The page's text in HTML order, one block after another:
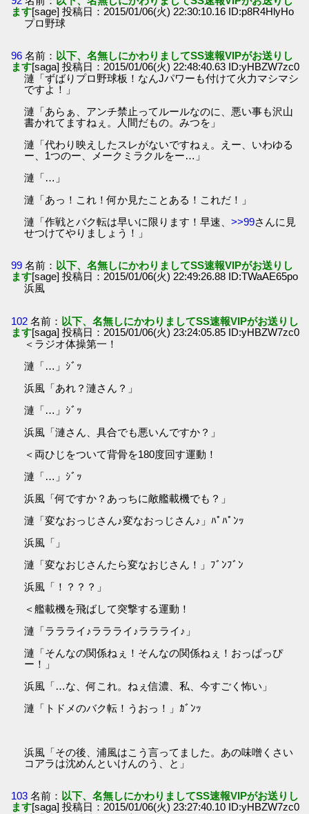
ます[sage] 投稿日：2015/01/06(火) 22:30:10.16 ID:p8R4HlyHo
プロ野球
96 名前： 以下、名無しにかわりましてSS速報VIPがお送りし
ます[saga] 投稿日：2015/01/06(火) 22:48:40.63 ID:yHBZW7zc0
漣「ずばりプロ野球板！なんJパワーも付けて火力マシマシ
ですよ！」
漣「あらぁ、アンチ禁止ってルールなのに、悪い事も沢山
書かれてますねぇ。人間だもの。みつを」
漣「代わり映えしたスレがないですねぇ。えー、いわゆる
ー、1つのー、メークミラクルをー…」
漣「…」
漣「あっ！これ！何か見たことある！これだ！」
漣「作戦とバク転は早いに限ります！早速、>>99さんに見
せつけてやりましょう！」
99 名前： 以下、名無しにかわりましてSS速報VIPがお送りし
ます[sage] 投稿日：2015/01/06(火) 22:49:26.88 ID:TWaAE65po
浜風
102 名前： 以下、名無しにかわりましてSS速報VIPがお送りし
ます[saga] 投稿日：2015/01/06(火) 23:24:05.85 ID:yHBZW7zc0
＜ラジオ体操第一！
漣「…」ｼﾞｯ
浜風「あれ？漣さん？」
漣「…」ｼﾞｯ
浜風「漣さん、具合でも悪いんですか？」
＜両ひじをついて背骨を180度回す運動！
漣「…」ｼﾞｯ
浜風「何ですか？あっちに敵艦載機でも？」
漣「変なおっじさん♪変なおっじさん♪」ﾊﾟﾊﾟﾝｯ
浜風「」
漣「変なおじさんたら変なおじさん！」ﾌﾞﾝﾌﾞﾝ
浜風「！？？？」
＜艦載機を飛ばして突撃する運動！
漣「ララライ♪ララライ♪ララライ♪」
漣「そんなの関係ねぇ！そんなの関係ねぇ！おっぱっぴ
ー！」
浜風「…な、何これ。ねぇ信濃、私、今すごく怖い」
漣「トドメのバク転！うおっ！」ｶﾞﾝｯ
浜風「その後、浦風はこう言ってました。あの味噌くさい
コアラは沈めんといけんのう、と」
103 名前： 以下、名無しにかわりましてSS速報VIPがお送りし
ます[saga] 投稿日：2015/01/06(火) 23:27:40.10 ID:yHBZW7zc0